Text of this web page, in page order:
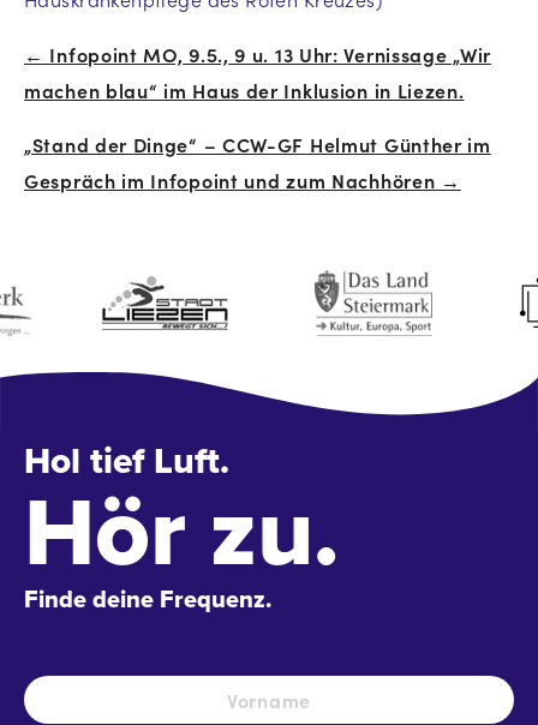
Beitrags-
← Infopoint MO, 9.5., 9 u. 13 Uhr: Vernissage „Wir
machen blau“ im Haus der Inklusion in Liezen.
„Stand der Dinge“ – CCW-GF Helmut Günther im
Gespräch im Infopoint und zum Nachhören →
Hol tief Luft.
Hör zu.
Finde deine Frequenz.
Name *